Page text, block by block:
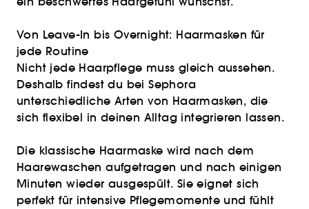
Von Leave-In bis Overnight: Haarmasken für
jede Routine
Nicht jede Haarpflege muss gleich aussehen.
Deshalb findest du bei Sephora
unterschiedliche Arten von Haarmasken, die
sich flexibel in deinen Alltag integrieren lassen.
Die klassische Haarmaske wird nach dem
Haarewaschen aufgetragen und nach einigen
Minuten wieder ausgespült. Sie eignet sich
perfekt für intensive Pflegemomente und fühlt